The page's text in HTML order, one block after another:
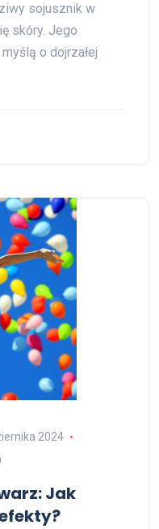
sojusznik w
skóry. Jego
o dojrzałej
2024
Jak